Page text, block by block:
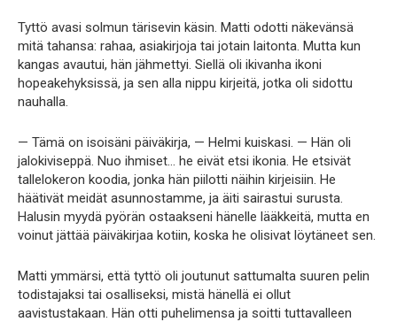
Tyttö avasi solmun tärisevin käsin. Matti odotti näkevänsä
mitä tahansa: rahaa, asiakirjoja tai jotain laitonta. Mutta kun
kangas avautui, hän jähmettyi. Siellä oli ikivanha ikoni
hopeakehyksissä, ja sen alla nippu kirjeitä, jotka oli sidottu
nauhalla.
— Tämä on isoisäni päiväkirja, — Helmi kuiskasi. — Hän oli
jalokiviseppä. Nuo ihmiset… he eivät etsi ikonia. He etsivät
tallelokeron koodia, jonka hän piilotti näihin kirjeisiin. He
häätivät meidät asunnostamme, ja äiti sairastui surusta.
Halusin myydä pyörän ostaakseni hänelle lääkkeitä, mutta en
voinut jättää päiväkirjaa kotiin, koska he olisivat löytäneet sen.
Matti ymmärsi, että tyttö oli joutunut sattumalta suuren pelin
todistajaksi tai osalliseksi, mistä hänellä ei ollut
aavistustakaan. Hän otti puhelimensa ja soitti tuttavalleen